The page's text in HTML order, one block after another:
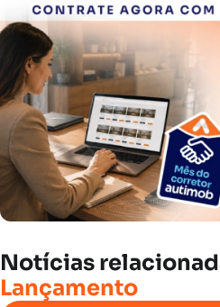
Notícias
Lançamento